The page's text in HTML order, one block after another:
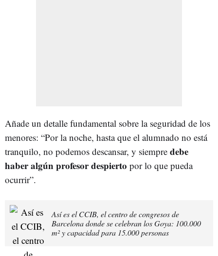
Añade un detalle fundamental sobre la seguridad de los
menores: “Por la noche, hasta que el alumnado no está
tranquilo, no podemos descansar, y siempre debe
haber algún profesor despierto por lo que pueda
ocurrir”.
Así es el CCIB, el centro de congresos de
Barcelona donde se celebran los Goya: 100.000
m² y capacidad para 15.000 personas